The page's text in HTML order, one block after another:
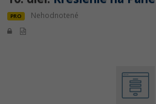
PRO Nehodnotené